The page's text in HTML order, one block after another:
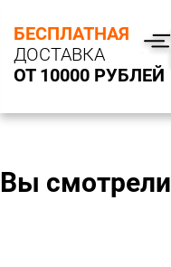
БЕСПЛАТНАЯ
ДОСТАВКА
ОТ 10000 РУБЛЕЙ
Вы смотрели